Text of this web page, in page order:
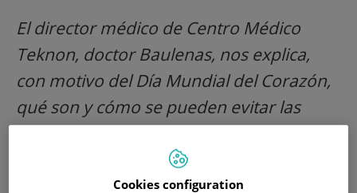
El director médico de Centro Médico
Teknon, doctor Baulenas, nos explica,
con motivo del Día Mundial del Corazón,
qué son y cómo se pueden evitar las
consejos para una recuperación exitosa
Cookies configuration